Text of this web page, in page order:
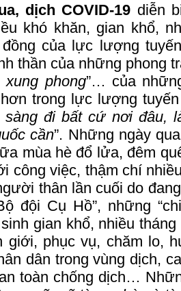
dịch COVID-19 diễn
khó khăn, gian khổ,
của lực lượng
thần của những phong
xung phong”… của
trong lực lượng
sàng đi bất cứ nơi đâu,
cần”. Những ngày
mùa hè đổ lửa, đêm
công việc, thậm chí
thân lần cuối do
đội Cụ Hồ”, những
gian khổ, nhiều
giới, phục vụ, chăm lo,
dân trong vùng dịch,
toàn chống dịch…